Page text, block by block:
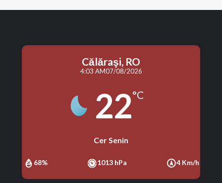
Călăraşi, RO
4:03 AM07/08/2026
22°C
Cer Senin
68% 1013 hPa 4 Km/h